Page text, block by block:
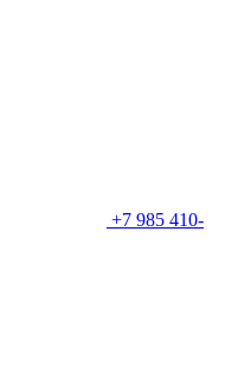
+7 985 410-